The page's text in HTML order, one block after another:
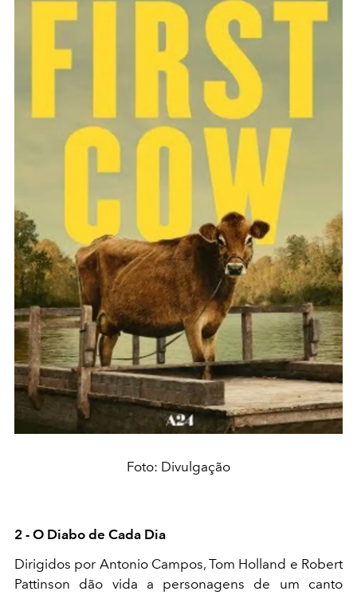
Foto: Divulgação
2 - O Diabo de Cada Dia
Dirigidos por Antonio Campos, Tom Holland e Robert
Pattinson dão vida a personagens de um canto